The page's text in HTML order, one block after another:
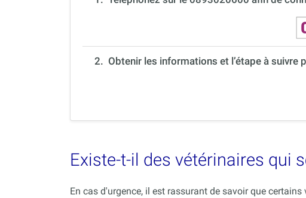
2. Obtenir les informations et l’étape à suivre
Existe-t-il des vétérinaires qui
En cas d'urgence, il est rassurant de savoir que